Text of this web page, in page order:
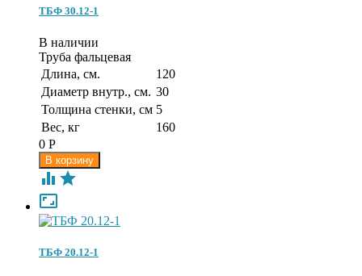
ТБФ 30.12-1
В наличии
Труба фальцевая
Длина, см.
120
Диаметр внутр., см. 30
Толщина стенки, см 5
Вес, кг
160
0 Р
 

ТБФ 20.12-1